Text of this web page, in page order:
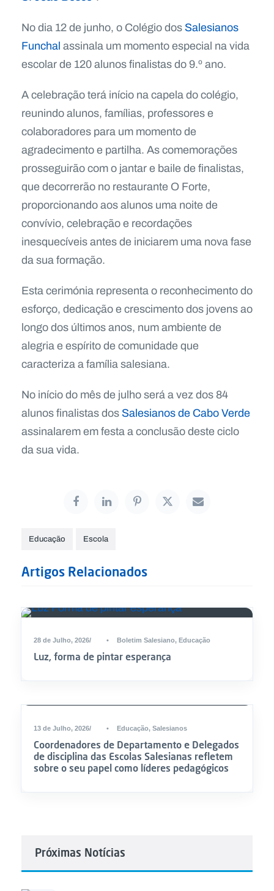
No dia 12 de junho, o Colégio dosSalesianos
Funchalassinala um momento especial na vida
escolar de 120 alunos finalistas do 9.º ano.
A celebração terá início na capela do colégio,
reunindo alunos, famílias, professores e
colaboradores para um momento de
agradecimento e partilha. As comemorações
prosseguirão com o jantar e baile de finalistas,
que decorrerão no restaurante O Forte,
proporcionando aos alunos uma noite de
convívio, celebração e recordações
inesquecíveis antes de iniciarem uma nova fase
da sua formação.
Esta cerimónia representa o reconhecimento do
esforço, dedicação e crescimento dos jovens ao
longo dos últimos anos, num ambiente de
alegria e espírito de comunidade que
caracteriza a família salesiana.
No início do mês de julho será a vez dos 84
alunos finalistas dosSalesianos de Cabo Verde
assinalarem em festa a conclusão deste ciclo
da sua vida.
Educação Escola
Artigos Relacionados
28 de Julho, 2026 • Boletim Salesiano, Educação
Luz, forma de pintar esperança
13 de Julho, 2026 • Educação, Salesianos
Coordenadores de Departamento e Delegados
de disciplina das Escolas Salesianas refletem
sobre o seu papel como líderes pedagógicos
Próximas Notícias